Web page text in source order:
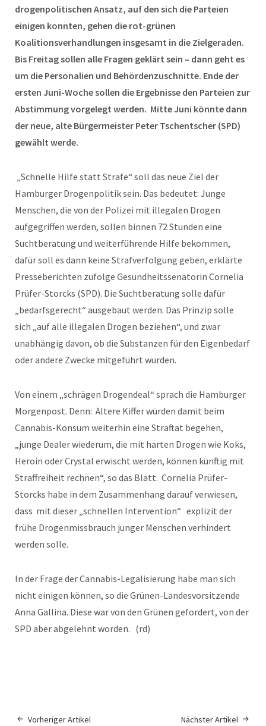
drogenpolitischen Ansatz, auf den sich die Parteien
einigen konnten, gehen die rot-grünen
Koalitionsverhandlungen insgesamt in die Zielgeraden.
Bis Freitag sollen alle Fragen geklärt sein – dann geht es
um die Personalien und Behördenzuschnitte. Ende der
ersten Juni-Woche sollen die Ergebnisse den Parteien zur
Abstimmung vorgelegt werden. Mitte Juni könnte dann
der neue, alte Bürgermeister Peter Tschentscher (SPD)
gewählt werde.
„Schnelle Hilfe statt Strafe“ soll das neue Ziel der
Hamburger Drogenpolitik sein. Das bedeutet: Junge
Menschen, die von der Polizei mit illegalen Drogen
aufgegriffen werden, sollen binnen 72 Stunden eine
Suchtberatung und weiterführende Hilfe bekommen,
dafür soll es dann keine Strafverfolgung geben, erklärte
Presseberichten zufolge Gesundheitssenatorin Cornelia
Prüfer-Storcks (SPD). Die Suchtberatung solle dafür
„bedarfsgerecht“ ausgebaut werden. Das Prinzip solle
sich „auf alle illegalen Drogen beziehen“, und zwar
unabhängig davon, ob die Substanzen für den Eigenbedarf
oder andere Zwecke mitgeführt wurden.
Von einem „schrägen Drogendeal“ sprach die Hamburger
Morgenpost. Denn: Ältere Kiffer würden damit beim
Cannabis-Konsum weiterhin eine Straftat begehen,
„junge Dealer wiederum, die mit harten Drogen wie Koks,
Heroin oder Crystal erwischt werden, können künftig mit
Straffreiheit rechnen“, so das Blatt. Cornelia Prüfer-
Storcks habe in dem Zusammenhang darauf verwiesen,
dass mit dieser „schnellen Intervention“ explizit der
frühe Drogenmissbrauch junger Menschen verhindert
werden solle.
In der Frage der Cannabis-Legalisierung habe man sich
nicht einigen können, so die Grünen-Landesvorsitzende
Anna Gallina. Diese war von den Grünen gefordert, von der
SPD aber abgelehnt worden. (rd)
Vorheriger Artikel Nächster Artikel